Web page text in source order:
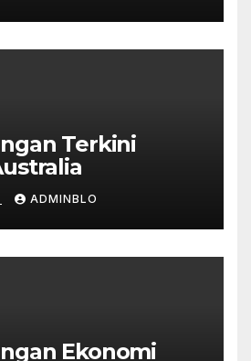
Terkini
ADMINBLO
Ekonomi